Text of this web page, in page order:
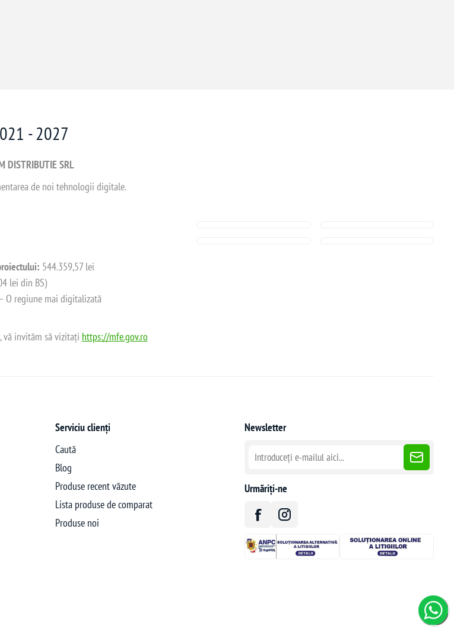
- 2027
DISTRIBUTIE SRL
de noi tehnologii digitale.
544.359,57 lei
lei din BS)
O regiune mai digitalizată
vă invităm să vizitați https://mfe.gov.ro
Serviciu clienți
Caută
Blog
Produse recent văzute
Lista produse de comparat
Produse noi
Newsletter
Urmăriți-ne